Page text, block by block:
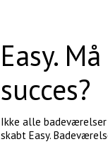
Easy.
succes?
Ikke alle
skabt Easy.